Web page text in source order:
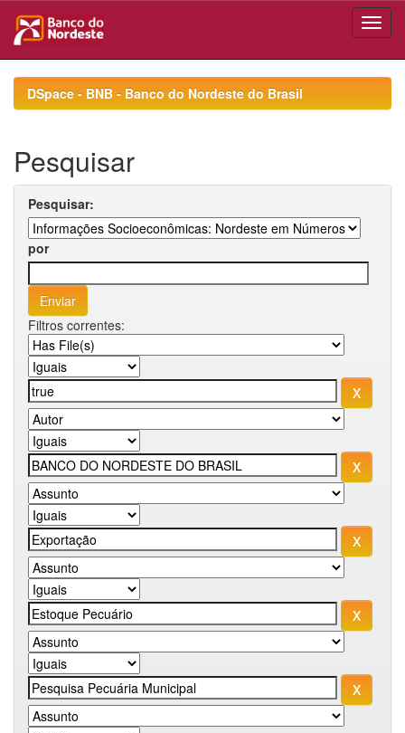
navigationDSpace - BNB - Banco do Nordeste do Brasil
Pesquisar
Pesquisar:
por
Filtros correntes: